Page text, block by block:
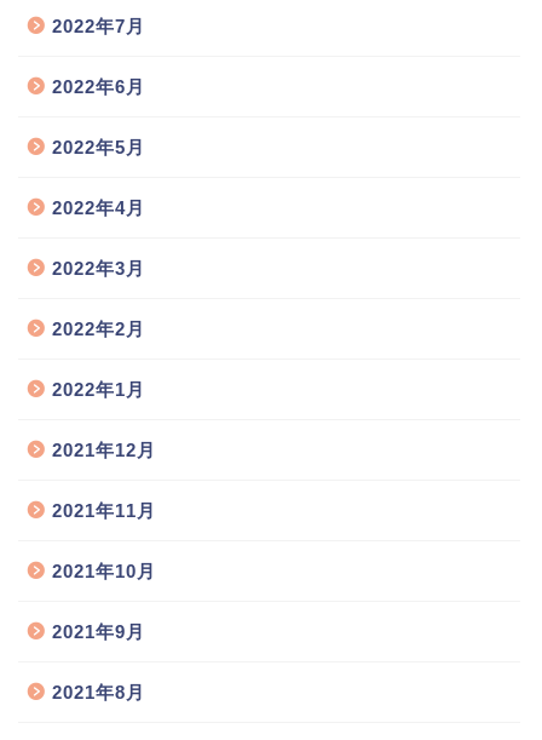
2022年7月
2022年6月
2022年5月
2022年4月
2022年3月
2022年2月
2022年1月
2021年12月
2021年11月
2021年10月
2021年9月
2021年8月